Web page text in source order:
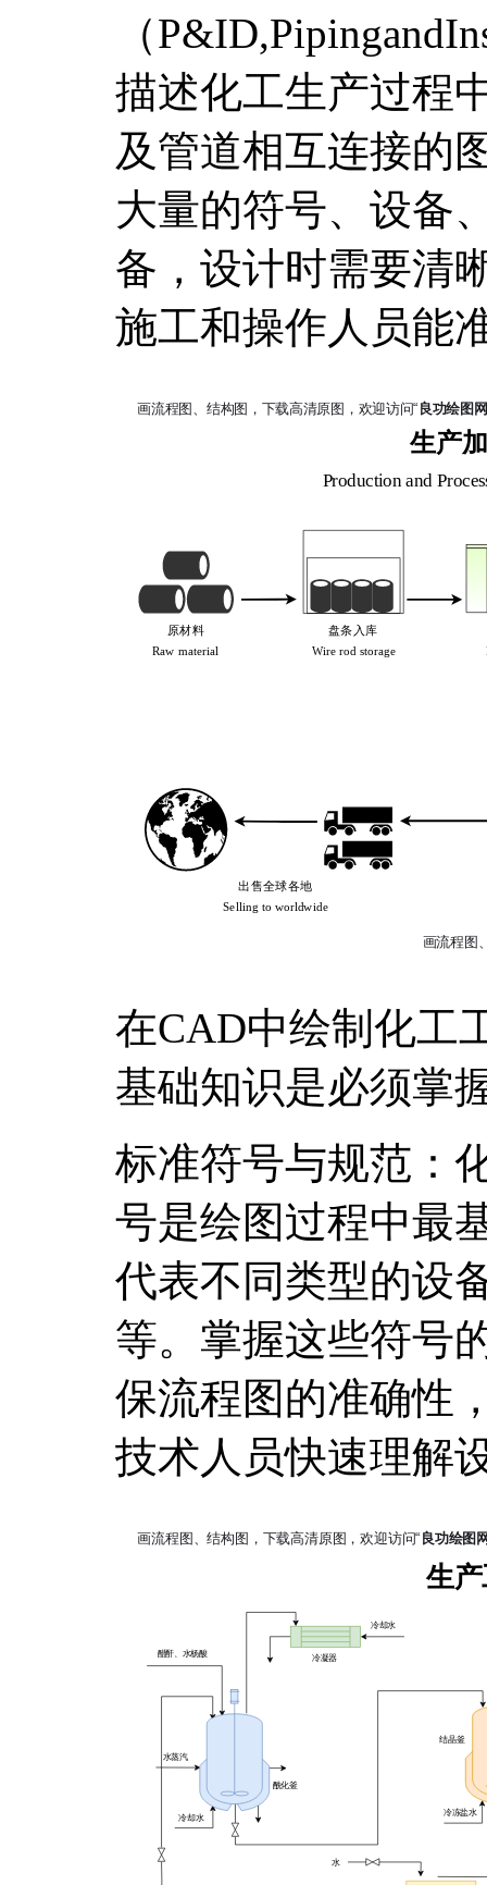
（
描述化工生产过程
及管道相互连接的
大量的符号、设备
备，设计时需要清
施工和操作人员能
在CAD中绘制化工
基础知识是必须掌
标准符号与规范：
号是绘图过程中最
代表不同类型的设
等。掌握这些符号
保流程图的准确性
技术人员快速理解